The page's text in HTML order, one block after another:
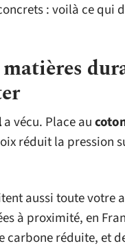
: voilà ce qui
a vécu. Place au
réduit la pression
aussi toute votre
à proximité, en
réduite, et